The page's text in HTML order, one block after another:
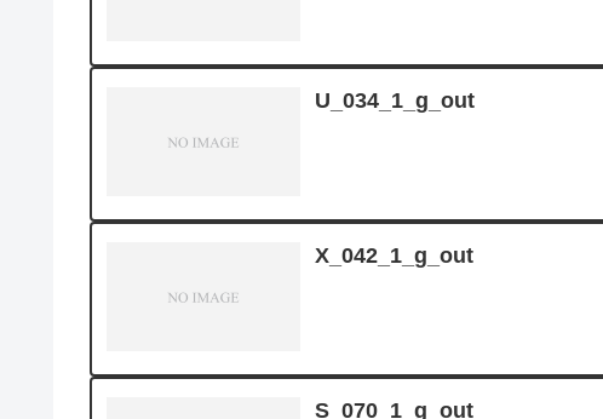
U_034_1_g_out
X_042_1_g_out
S_070_1_g_out